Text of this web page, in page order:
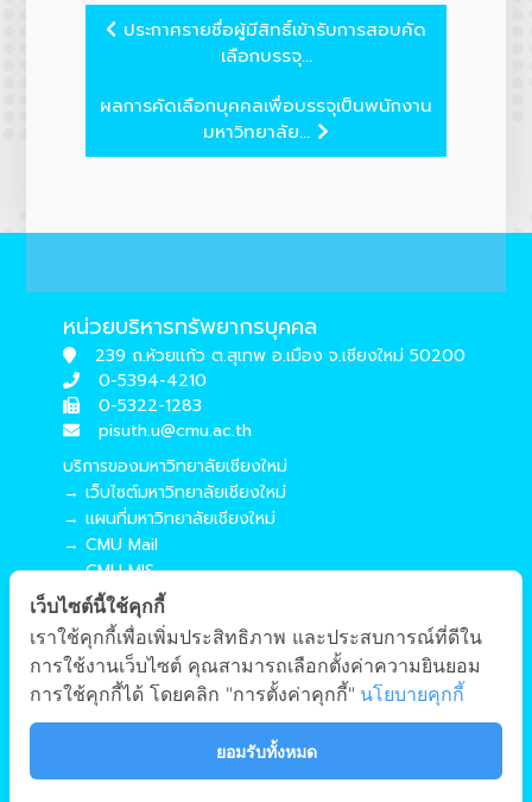
ประกาศรายชื่อผู้มีสิทธิ์เข้ารับการสอบคัด
เลือกบรรจุ...
ผลการคัดเลือกบุคคลเพื่อบรรจุเป็นพนักงาน
มหาวิทยาลัย...
หน่วยบริหารทรัพยากรบุคคล
239 ถ.ห้วยแก้ว ต.สุเทพ อ.เมือง จ.เชียงใหม่ 50200
0-5394-4210
0-5322-1283
pisuth.u@cmu.ac.th
บริการของมหาวิทยาลัยเชียงใหม่
→ เว็บไซต์มหาวิทยาลัยเชียงใหม่
→ แผนที่มหาวิทยาลัยเชียงใหม่
→ CMU Mail
→ CMU MIS
→ CMU SIS
→ CMU WiFi
บริการของคณะศึกษาศาสตร์
→ เว็บไซต์คณะศึกษาศาสตร์
→ ระบบจัดการเว็บไซต์
เว็บไซต์นี้ใช้คุกกี้
เราใช้คุกกี้เพื่อเพิ่มประสิทธิภาพ และประสบการณ์ที่ดีใน
การใช้งานเว็บไซต์ คุณสามารถเลือกตั้งค่าความยินยอม
การใช้คุกกี้ได้ โดยคลิก "การตั้งค่าคุกกี้" นโยบายคุกกี้
ยอมรับทั้งหมด